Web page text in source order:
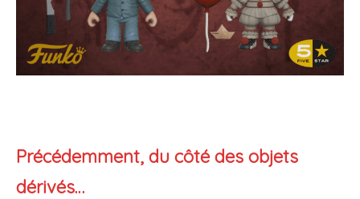
Précédemment, du côté des objets
dérivés…